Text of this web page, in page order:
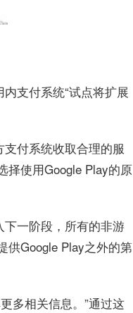
支付系统“试点将扩展
付系统收取合理的服
择使用Google Play的原
下一阶段，所有的非游
供Google Play之外的第
多相关信息。”通过这